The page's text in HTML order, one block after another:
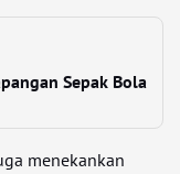
Sepak Bola
menekankan